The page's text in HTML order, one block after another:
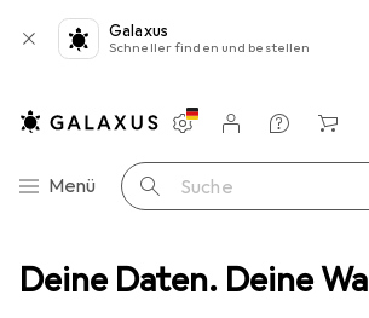
Deine Daten. Deine
Galaxus
Schneller finden und bestellen
Navigation nach Kategorien
Menü Suche
Einstellungen
Kundenkonto
Vergleichslisten
Merklisten
Warenkorb
Stromverteilung Kabelbox